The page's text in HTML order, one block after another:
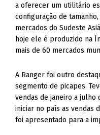
a oferecer um utilitário
configuração de
mercados do Sudeste
hoje ele é produzido na
mais de 60 mercados
A Ranger foi outro
segmento de picapes.
vendas de janeiro a julho
iniciar no país as vendas
foi apresentado para a